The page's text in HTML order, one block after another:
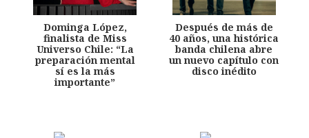
Dominga López,
finalista de Miss
Universo Chile: “La
preparación mental
sí es la más
importante”
Después de más de
40 años, una histórica
banda chilena abre
un nuevo capítulo con
disco inédito